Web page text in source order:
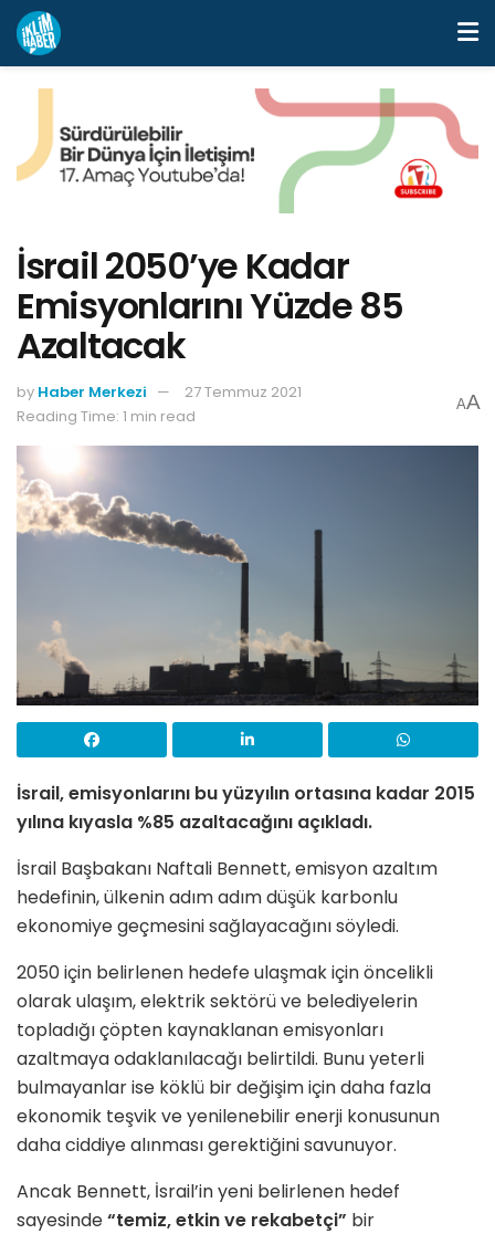
İsrail 2050’ye Kadar
Emisyonlarını Yüzde 85
Azaltacak
by Haber Merkezi
27 Temmuz 2021
Reading Time: 1 min read
AA
İsrail, emisyonlarını bu yüzyılın ortasına kadar 2015
yılına kıyasla %85 azaltacağını açıkladı.
İsrail Başbakanı Naftali Bennett, emisyon azaltım
hedefinin, ülkenin adım adım düşük karbonlu
ekonomiye geçmesini sağlayacağını söyledi.
2050 için belirlenen hedefe ulaşmak için öncelikli
olarak ulaşım, elektrik sektörü ve belediyelerin
topladığı çöpten kaynaklanan emisyonları
azaltmaya odaklanılacağı belirtildi. Bunu yeterli
bulmayanlar ise köklü bir değişim için daha fazla
ekonomik teşvik ve yenilenebilir enerji konusunun
daha ciddiye alınması gerektiğini savunuyor.
Ancak Bennett, İsrail’in yeni belirlenen hedef
sayesinde“temiz, etkin ve rekabetçi” bir